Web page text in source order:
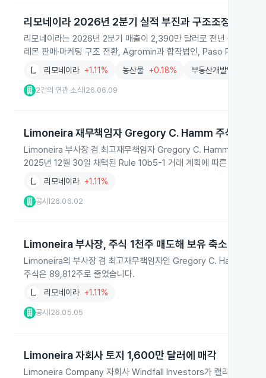
리모네이라 2026년 2분기 실적 부진과 구조조정
리모네이라는 2026년 2분기 매출이 2,390만 달러로 전년 동기 대
레몬 판매·마케팅 구조 전환, Agromin과 합작법인, Paso Robles
리모네이라 +1.11% 농산물 +0.18% 부동산개발및운영
2건의 연관 소식 26.06.09
Limoneira 재무책임자 Gregory C. Hamm 주식 매도
Limoneira 부사장 겸 최고재무책임자 Gregory C. Hamm이 2026
2025년 12월 30일 채택된 Rule 10b5-1 거래 계획에 따른 것입니다.
리모네이라 +1.11%
공시 26.06.02
Limoneira 부사장, 주식 1천주 매도해 보유 축소
Limoneira의 부사장 겸 최고재무책임자인 Gregory C. Hamm이
주식은 89,812주로 줄었습니다.
리모네이라 +1.11%
공시 26.05.05
Limoneira 자회사 토지 1,600만 달러에 매각
Limoneira Company 자회사 Windfall Investors가 캘리포니아